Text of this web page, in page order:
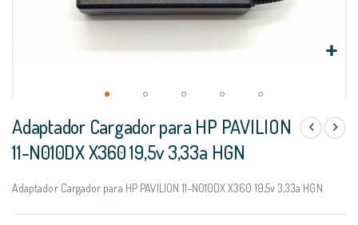
al
comienzo
de
galería
Adaptador Cargador para HP PAVILION
11-N010DX X360 19,5v 3,33a HGN
Adaptador Cargador para HP PAVILION 11-N010DX X360 19,5v 3,33a HGN